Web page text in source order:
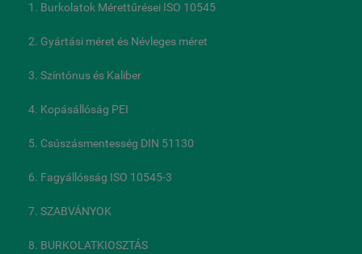
Burkolatok Mérettűrései ISO 10545
Gyártási méret és Névleges méret
Színtónus és Kaliber
Kopásállóság PEI
Csúszásmentesség DIN 51130
Fagyállósság ISO 10545-3
SZABVÁNYOK
BURKOLATKIOSZTÁS